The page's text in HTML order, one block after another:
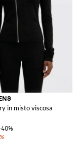
in misto viscosa